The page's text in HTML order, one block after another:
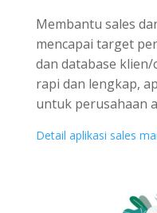
Membantu sales
mencapai target
dan database
rapi dan lengkap,
untuk perusahaan
Detail aplikasi sales